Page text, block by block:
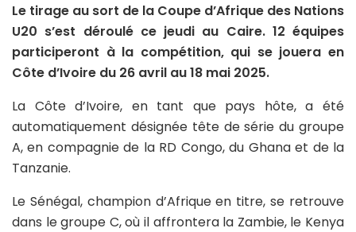
Le tirage au sort de la Coupe d’Afrique des Nations
U20 s’est déroulé ce jeudi au Caire. 12 équipes
participeront à la compétition, qui se jouera en
Côte d’Ivoire du 26 avril au 18 mai 2025.
La Côte d’Ivoire, en tant que pays hôte, a été
automatiquement désignée tête de série du groupe
A, en compagnie de la RD Congo, du Ghana et de la
Tanzanie.
Le Sénégal, champion d’Afrique en titre, se retrouve
dans le groupe C, où il affrontera la Zambie, le Kenya